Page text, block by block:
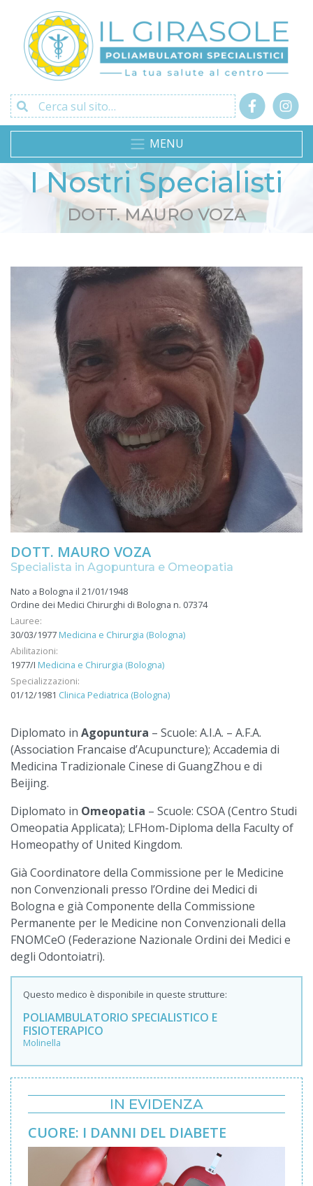
Cerca sul sito…
MENU
I Nostri Specialisti
DOTT. MAURO VOZA
DOTT. MAURO VOZA
Specialista in Agopuntura e Omeopatia
Nato a Bologna il 21/01/1948
Ordine dei Medici Chirurghi di Bologna n. 07374
Lauree:
30/03/1977 Medicina e Chirurgia (Bologna)
Abilitazioni:
1977/I Medicina e Chirurgia (Bologna)
Specializzazioni:
01/12/1981 Clinica Pediatrica (Bologna)
Diplomato in Agopuntura – Scuole: A.I.A. – A.F.A.
(Association Francaise d’Acupuncture); Accademia di
Medicina Tradizionale Cinese di GuangZhou e di
Beijing.
Diplomato in Omeopatia – Scuole: CSOA (Centro Studi
Omeopatia Applicata); LFHom-Diploma della Faculty of
Homeopathy of United Kingdom.
Già Coordinatore della Commissione per le Medicine
non Convenzionali presso l’Ordine dei Medici di
Bologna e già Componente della Commissione
Permanente per le Medicine non Convenzionali della
FNOMCeO (Federazione Nazionale Ordini dei Medici e
degli Odontoiatri).
Questo medico è disponibile in queste strutture:
POLIAMBULATORIO SPECIALISTICO E
FISIOTERAPICO
Molinella
IN EVIDENZA
CUORE: I DANNI DEL DIABETE